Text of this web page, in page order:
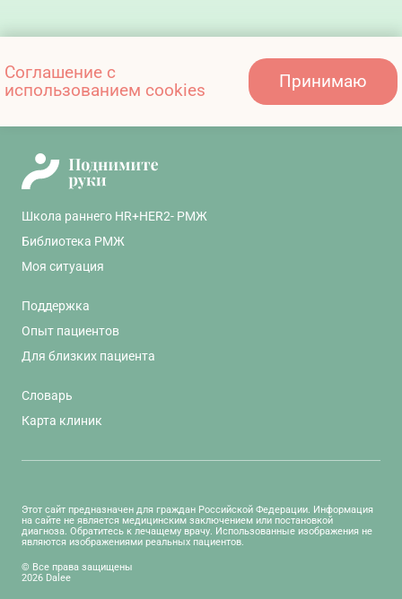
Школа раннего HR+HER2- РМЖ
Библиотека РМЖ
Моя ситуация
Поддержка
Опыт пациентов
Для близких пациента
Словарь
Карта клиник
Этот сайт предназначен для граждан Российской Федерации. Информация
на сайте не является медицинским заключением или постановкой
диагноза. Обратитесь к лечащему врачу. Использованные изображения не
являются изображениями реальных пациентов.
© Все права защищены
2026 Dalee
Соглашение с
использованием cookies
Принимаю